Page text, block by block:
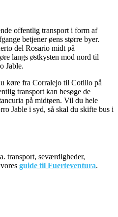
offentlig transport i form af
betjener øens større byer.
del Rosario midt på
langs østkysten mod nord til
Jable.
køre fra Corralejo til Cotillo på
transport kan besøge de
på midtøen. Vil du hele
Jable i syd, så skal du skifte bus i
transport, seværdigheder,
guide til Fuerteventura.